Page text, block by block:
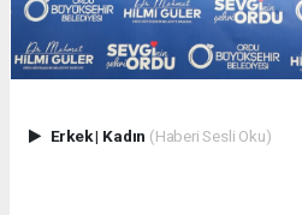
Erkek| Kadın (Haberi Sesli Oku)